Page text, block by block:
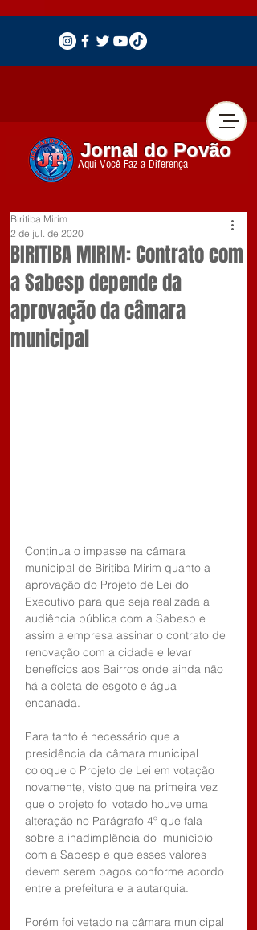
Jornal do Povão
Aqui Você Faz a Diferença
BIRITIBA MIRIM: Contrato com
a Sabesp depende da
aprovação da câmara
municipal
Biritiba Mirim
2 de jul. de 2020
Continua o impasse na câmara
municipal de Biritiba Mirim quanto a
aprovação do Projeto de Lei do
Executivo para que seja realizada a
audiência pública com a Sabesp e
assim a empresa assinar o contrato de
renovação com a cidade e levar
benefícios aos Bairros onde ainda não
há a coleta de esgoto e água
encanada.
Para tanto é necessário que a
presidência da câmara municipal
coloque o Projeto de Lei em votação
novamente, visto que na primeira vez
que o projeto foi votado houve uma
alteração no Parágrafo 4º que fala
sobre a inadimplência do  município
com a Sabesp e que esses valores
devem serem pagos conforme acordo
entre a prefeitura e a autarquia.
Porém foi vetado na câmara municipal